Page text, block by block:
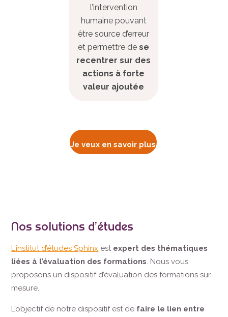
l’intervention
humaine pouvant
être source d’erreur
et permettre dese
recentrer sur des
actions à forte
valeur ajoutée
Je veux en savoir plus
Nos solutions d’études
L’institut d’études Sphinx est expert des thématiques
liées à l’évaluation des formations. Nous vous
proposons un dispositif d’évaluation des formations sur-
mesure.
L’objectif de notre dispositif est de faire le lien entre